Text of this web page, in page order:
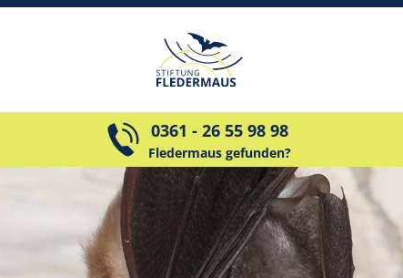
0361 - 26 55 98 98
Fledermaus gefunden?